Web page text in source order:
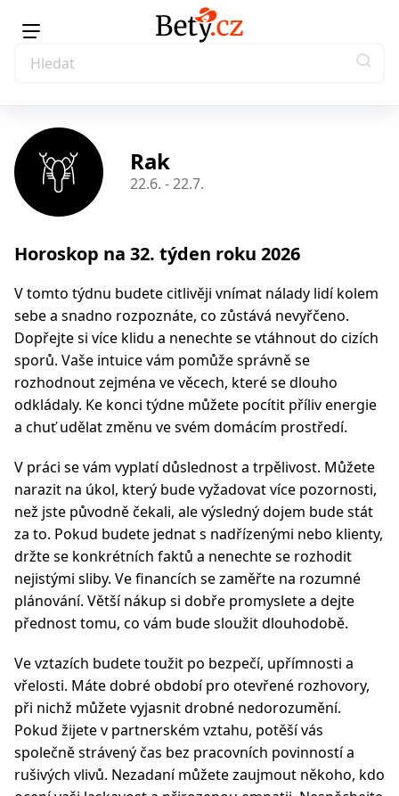
Rak
22.6. - 22.7.
Horoskop na 32. týden roku 2026
V tomto týdnu budete citlivěji vnímat nálady lidí kolem
sebe a snadno rozpoznáte, co zůstává nevyřčeno.
Dopřejte si více klidu a nenechte se vtáhnout do cizích
sporů. Vaše intuice vám pomůže správně se
rozhodnout zejména ve věcech, které se dlouho
odkládaly. Ke konci týdne můžete pocítit příliv energie
a chuť udělat změnu ve svém domácím prostředí.
V práci se vám vyplatí důslednost a trpělivost. Můžete
narazit na úkol, který bude vyžadovat více pozornosti,
než jste původně čekali, ale výsledný dojem bude stát
za to. Pokud budete jednat s nadřízenými nebo klienty,
držte se konkrétních faktů a nenechte se rozhodit
nejistými sliby. Ve financích se zaměřte na rozumné
plánování. Větší nákup si dobře promyslete a dejte
přednost tomu, co vám bude sloužit dlouhodobě.
Ve vztazích budete toužit po bezpečí, upřímnosti a
vřelosti. Máte dobré období pro otevřené rozhovory,
při nichž můžete vyjasnit drobné nedorozumění.
Pokud žijete v partnerském vztahu, potěší vás
společně strávený čas bez pracovních povinností a
rušivých vlivů. Nezadaní můžete zaujmout někoho, kdo